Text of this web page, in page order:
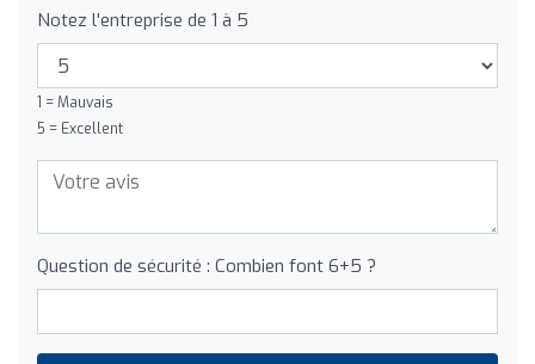
Notez l'entreprise de 1 à 5
1 = Mauvais
5 = Excellent
Question de sécurité : Combien font 6+5 ?